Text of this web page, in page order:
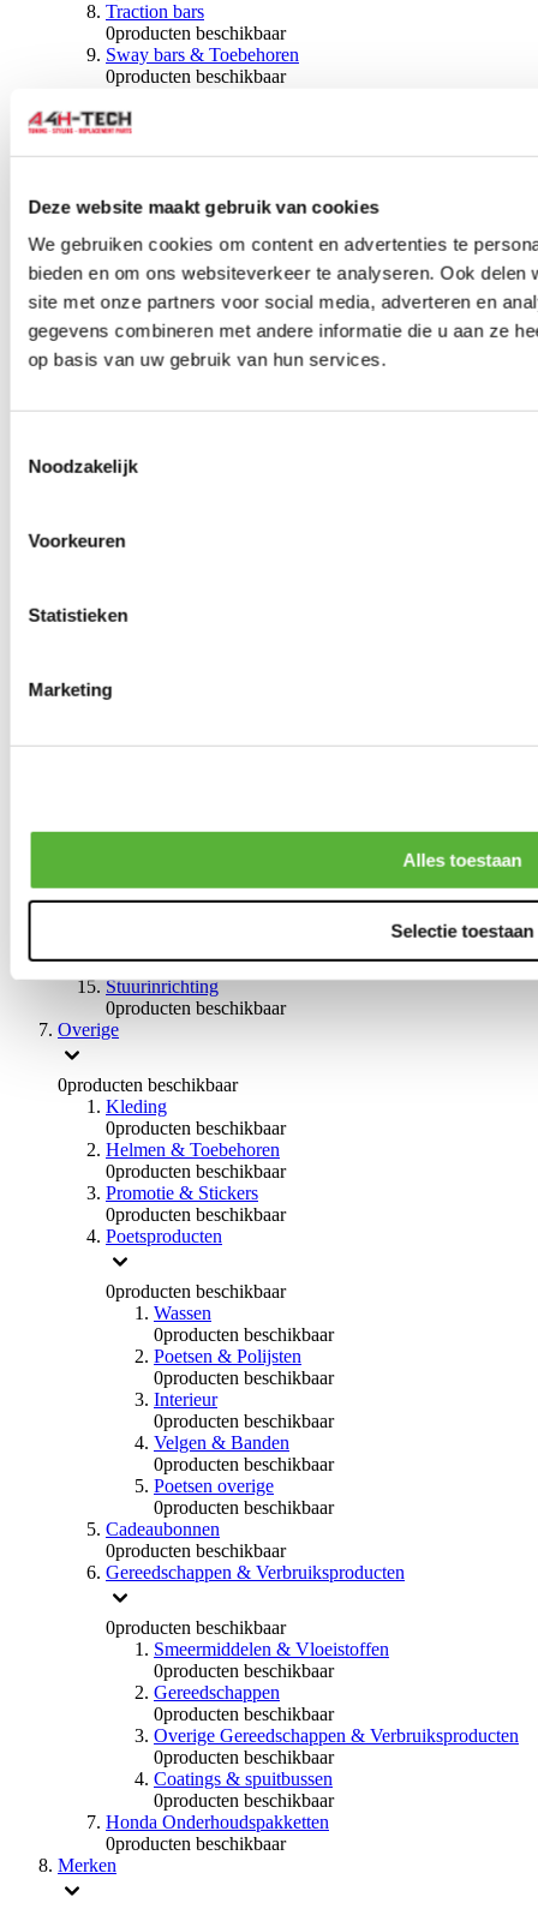
Deze website maakt gebruik van cookies
We gebruiken cookies om content en advertenties te
bieden en om ons websiteverkeer te analyseren. Ook
site met onze partners voor social media, adverteren en
gegevens combineren met andere informatie die u aan ze
op basis van uw gebruik van hun services.
Noodzakelijk
Voorkeuren
Statistieken
Marketing
Alles toestaan
Selectie toestaan
Traction bars
0producten beschikbaar
Sway bars & Toebehoren
0producten beschikbaar
0producten beschikbaar
Wiellagers & Naven
0producten beschikbaar
0producten beschikbaar
Spoorverbreders
0producten beschikbaar
Wielmoeren
0producten beschikbaar
Draadeinden
0 producten beschikbaar
0producten beschikbaar
0producten beschikbaar
0producten beschikbaar
Remmen overige
0producten beschikbaar
Stuurinrichting
0producten beschikbaar
Overige
0producten beschikbaar
Kleding
0producten beschikbaar
Helmen & Toebehoren
0producten beschikbaar
Promotie & Stickers
0producten beschikbaar
Poetsproducten
0producten beschikbaar
Wassen
0producten beschikbaar
Poetsen & Polijsten
0producten beschikbaar
Interieur
0producten beschikbaar
Velgen & Banden
0producten beschikbaar
Poetsen overige
0producten beschikbaar
Cadeaubonnen
0producten beschikbaar
Gereedschappen & Verbruiksproducten
0producten beschikbaar
Smeermiddelen & Vloeistoffen
0producten beschikbaar
Gereedschappen
0producten beschikbaar
Overige Gereedschappen & Verbruiksproducten
0producten beschikbaar
Coatings & spuitbussen
0producten beschikbaar
Honda Onderhoudspakketten
0producten beschikbaar
Merken